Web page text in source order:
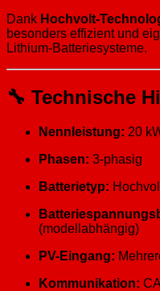
Dank Hochvolt-
besonders effizient und
Lithium-Batteriesysteme.
🔧 Technische
Nennleistung: 20
Phasen: 3-phasig
Batterietyp:
(modellabhängig)
PV-Eingang:
Kommunikation: